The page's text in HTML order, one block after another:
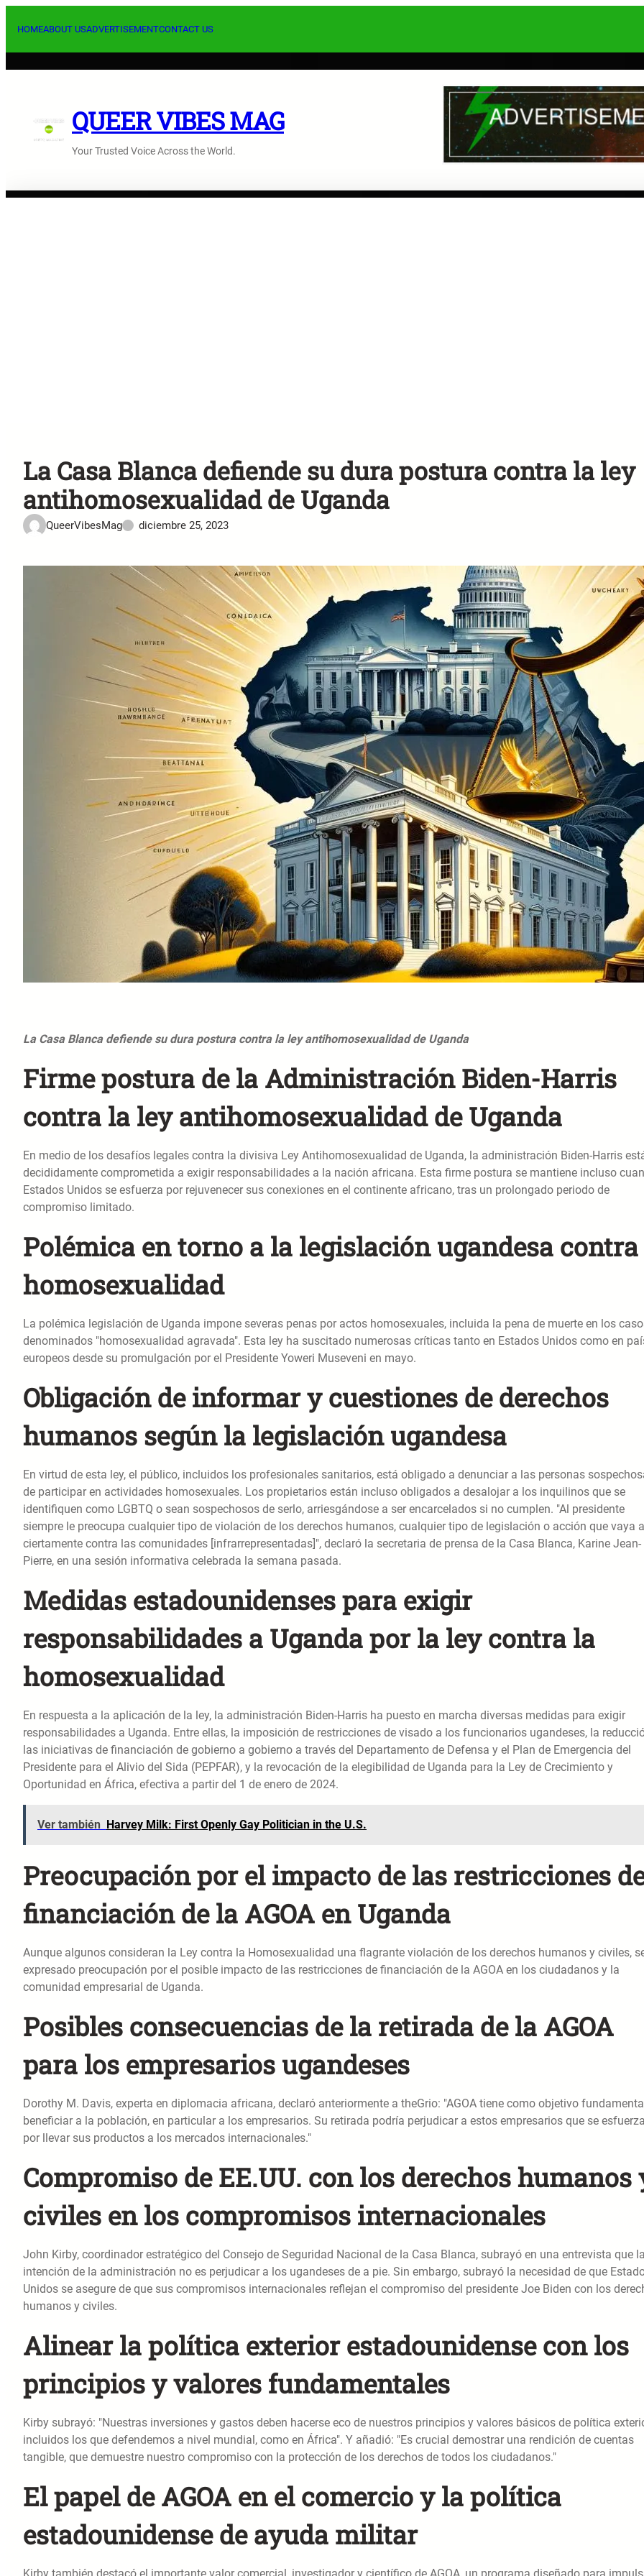
HOMEABOUT USADVERTISEMENTCONTACT US
QUEER VIBES MAG
Your Trusted Voice Across the World.
La Casa Blanca defiende su dura postura contra la ley
antihomosexualidad de Uganda
QueerVibesMag diciembre 25, 2023
La Casa Blanca defiende su dura postura contra la ley antihomosexualidad de Uganda
Firme postura de la Administración Biden-Harris
contra la ley antihomosexualidad de Uganda
En medio de los desafíos legales contra la divisiva Ley Antihomosexualidad de Uganda, la administración Biden-Harris
decididamente comprometida a exigir responsabilidades a la nación africana. Esta firme postura se mantiene incluso
Estados Unidos se esfuerza por rejuvenecer sus conexiones en el continente africano, tras un prolongado periodo de
compromiso limitado.
Polémica en torno a la legislación ugandesa
homosexualidad
La polémica legislación de Uganda impone severas penas por actos homosexuales, incluida la pena de muerte en los
denominados "homosexualidad agravada". Esta ley ha suscitado numerosas críticas tanto en Estados Unidos como en
europeos desde su promulgación por el Presidente Yoweri Museveni en mayo.
Obligación de informar y cuestiones de derechos
humanos según la legislación ugandesa
En virtud de esta ley, el público, incluidos los profesionales sanitarios, está obligado a denunciar a las personas
de participar en actividades homosexuales. Los propietarios están incluso obligados a desalojar a los inquilinos que se
identifiquen como LGBTQ o sean sospechosos de serlo, arriesgándose a ser encarcelados si no cumplen. "Al presidente
siempre le preocupa cualquier tipo de violación de los derechos humanos, cualquier tipo de legislación o acción que vaya
ciertamente contra las comunidades [infrarrepresentadas]", declaró la secretaria de prensa de la Casa Blanca, Karine Jean-
Pierre, en una sesión informativa celebrada la semana pasada.
Medidas estadounidenses para exigir
responsabilidades a Uganda por la ley contra la
homosexualidad
En respuesta a la aplicación de la ley, la administración Biden-Harris ha puesto en marcha diversas medidas para exigir
responsabilidades a Uganda. Entre ellas, la imposición de restricciones de visado a los funcionarios ugandeses, la
las iniciativas de financiación de gobierno a gobierno a través del Departamento de Defensa y el Plan de Emergencia del
Presidente para el Alivio del Sida (PEPFAR), y la revocación de la elegibilidad de Uganda para la Ley de Crecimiento y
Oportunidad en África, efectiva a partir del 1 de enero de 2024.
Ver también Harvey Milk: First Openly Gay Politician in the U.S.
Preocupación por el impacto de las restricciones
financiación de la AGOA en Uganda
Aunque algunos consideran la Ley contra la Homosexualidad una flagrante violación de los derechos humanos y civiles,
expresado preocupación por el posible impacto de las restricciones de financiación de la AGOA en los ciudadanos y la
comunidad empresarial de Uganda.
Posibles consecuencias de la retirada de la AGOA
para los empresarios ugandeses
Dorothy M. Davis, experta en diplomacia africana, declaró anteriormente a theGrio: "AGOA tiene como objetivo
beneficiar a la población, en particular a los empresarios. Su retirada podría perjudicar a estos empresarios que se
por llevar sus productos a los mercados internacionales."
Compromiso de EE.UU. con los derechos humanos
civiles en los compromisos internacionales
John Kirby, coordinador estratégico del Consejo de Seguridad Nacional de la Casa Blanca, subrayó en una entrevista que la
intención de la administración no es perjudicar a los ugandeses de a pie. Sin embargo, subrayó la necesidad de que
Unidos se asegure de que sus compromisos internacionales reflejan el compromiso del presidente Joe Biden con los
humanos y civiles.
Alinear la política exterior estadounidense con los
principios y valores fundamentales
Kirby subrayó: "Nuestras inversiones y gastos deben hacerse eco de nuestros principios y valores básicos de política
incluidos los que defendemos a nivel mundial, como en África". Y añadió: "Es crucial demostrar una rendición de cuentas
tangible, que demuestre nuestro compromiso con la protección de los derechos de todos los ciudadanos."
El papel de AGOA en el comercio y la política
estadounidense de ayuda militar
Kirby también destacó el importante valor comercial, investigador y científico de AGOA, un programa diseñado para